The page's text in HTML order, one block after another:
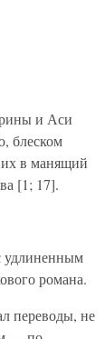
и Аси
блеском
их в манящий
[1; 17].
удлиненным
романа.
переводы, не